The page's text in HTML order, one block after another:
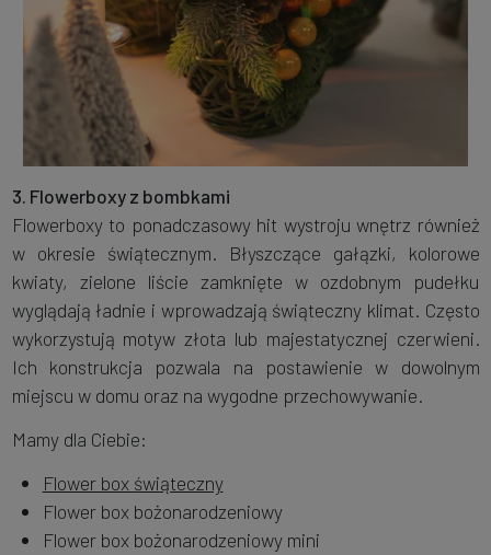
3. Flowerboxy z bombkami
Flowerboxy to ponadczasowy hit wystroju wnętrz również
w okresie świątecznym. Błyszczące gałązki, kolorowe
kwiaty, zielone liście zamknięte w ozdobnym pudełku
wyglądają ładnie i wprowadzają świąteczny klimat. Często
wykorzystują motyw złota lub majestatycznej czerwieni.
Ich konstrukcja pozwala na postawienie w dowolnym
miejscu w domu oraz na wygodne przechowywanie.
Mamy dla Ciebie:
Flower box świąteczny
Flower box bożonarodzeniowy
Flower box bożonarodzeniowy mini